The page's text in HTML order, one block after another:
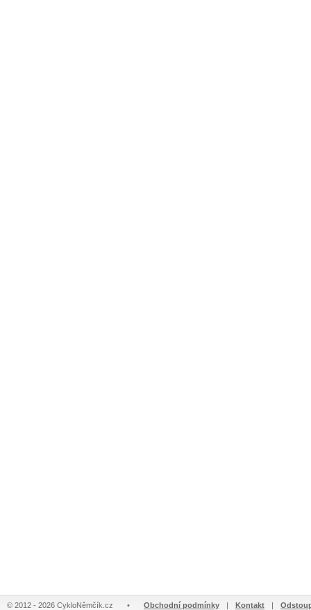
© 2012 - 2026 CykloNěmčík.cz • Obchodní podmínky | Kontakt |